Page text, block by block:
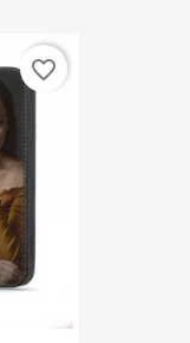
favorite_border